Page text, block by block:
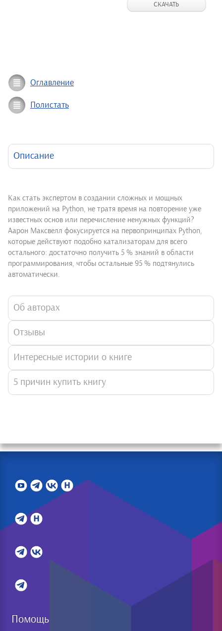
СКАЧАТЬ
Оглавление
Полистать
Описание
Как стать экспертом в создании сложных и мощных
приложений на Python, не тратя время на повторение уже
известных основ или перечисление ненужных функций?
Аарон Максвелл фокусируется на первопринципах Python,
которые действуют подобно катализаторам для всего
остального: достаточно получить 5 % знаний в области
программирования, чтобы остальные 95 % подтянулись
автоматически.
Об авторах
Отзывы
Интересные истории о книге
5 причин купить книгу
Помощь